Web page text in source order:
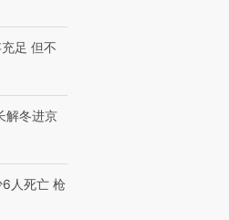
足 但不
解冬进京
人死亡 枪